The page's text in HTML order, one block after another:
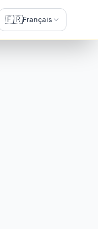
🇫🇷Français